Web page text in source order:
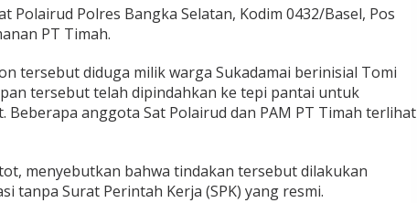
Polairud Polres Bangka Selatan, Kodim 0432/Basel, Pos
PT Timah.
tersebut diduga milik warga Sukadamai berinisial Tomi
tersebut telah dipindahkan ke tepi pantai untuk
Beberapa anggota Sat Polairud dan PAM PT Timah terlihat
menyebutkan bahwa tindakan tersebut dilakukan
tanpa Surat Perintah Kerja (SPK) yang resmi.